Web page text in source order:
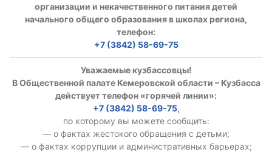
организации и некачественного питания детей
начального общего образования в школах региона,
телефон:
+7 (3842) 58-69-75
Уважаемые кузбассовцы!
В Общественной палате Кемеровской области – Кузбасса
действует телефон «горячей линии»:
+7 (3842) 58-69-75,
по которому вы можете сообщить:
— о фактах жестокого обращения с детьми;
— о фактах коррупции и административных барьерах;